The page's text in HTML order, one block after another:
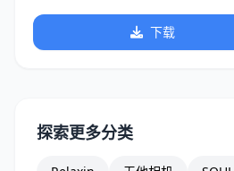
下载
探索更多分类